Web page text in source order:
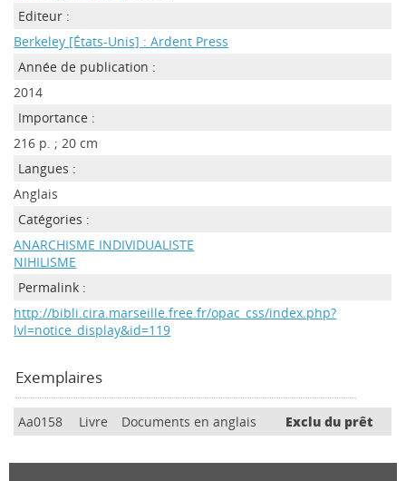
Editeur :
Berkeley [États-Unis] : Ardent Press
Année de publication :
2014
Importance :
216 p. ; 20 cm
Langues :
Anglais
Catégories :
ANARCHISME INDIVIDUALISTE
NIHILISME
Permalink :
http://bibli.cira.marseille.free.fr/opac_css/index.php?
lvl=notice_display&id=119
Exemplaires
Aa0158 Livre Documents en anglais Exclu du prêt